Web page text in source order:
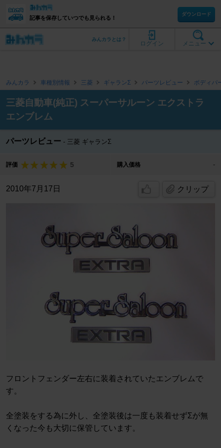
記事を保存していつでも見られる！
ダウンロード
メニュー
ログイン
みんカラとは？
みんカラ 車種別情報 三菱 ギャランΣ パーツレビュー ボディパ
三菱自動車(純正) スーパーサルーン エクストラ
エンブレム
パーツレビュー 三菱 ギャランΣ
評価 5 購入価格 -
2010年7月17日 クリップ
フロントフェンダー左右に装着されていたエンブレムで
す。
全塗装をする為に外し、全塗装後は一度も装着せずΣが無
くなった今も大切に保管しています。